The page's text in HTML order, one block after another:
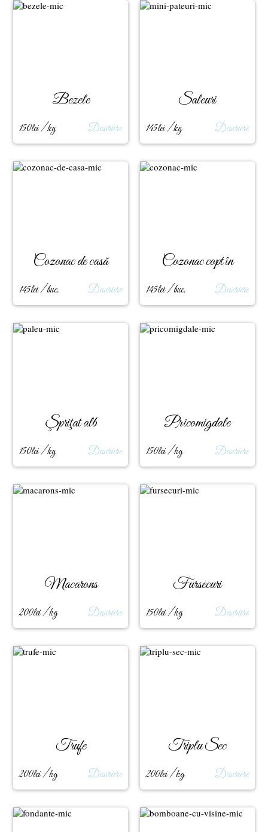
Bezele
150lei / kg Descriere
Saleuri
145lei / kg Descriere
Cozonac de casă
145lei / buc. Descriere
Cozonac copt în
145lei / buc. Descriere
Şpriţat alb
150lei / kg Descriere
Pricomigdale
150lei / kg Descriere
Macarons
200lei / kg Descriere
Fursecuri
150lei / kg Descriere
Trufe
200lei / kg Descriere
Triplu Sec
200lei / kg Descriere